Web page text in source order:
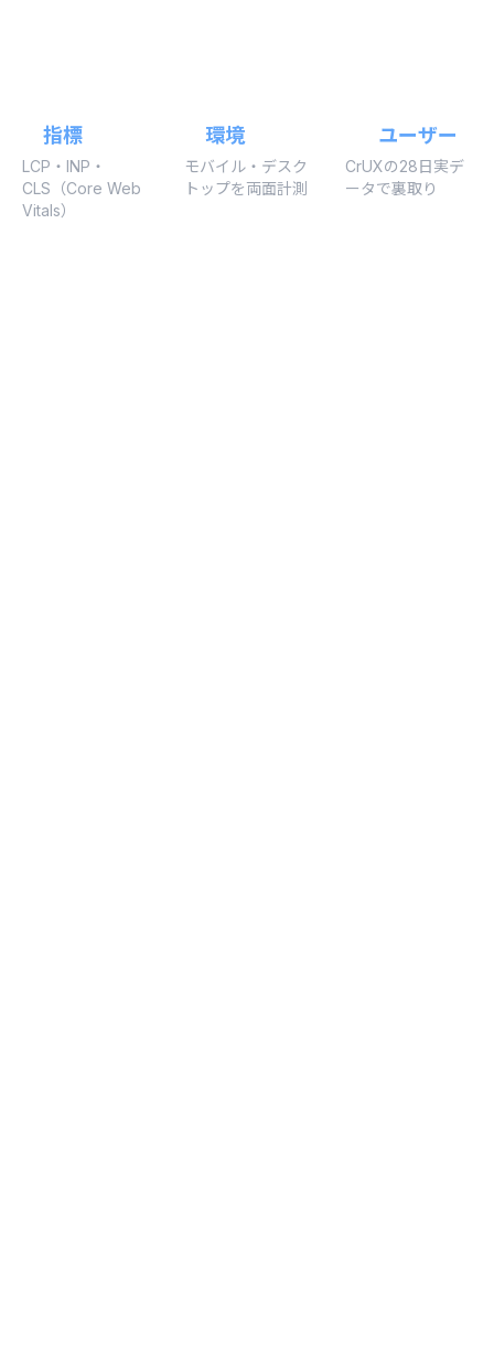
指標
LCP・INP・
CLS（Core Web
Vitals）
環境
モバイル・デスク
トップを両面計測
ユーザー
CrUXの28日実デ
ータで裏取り